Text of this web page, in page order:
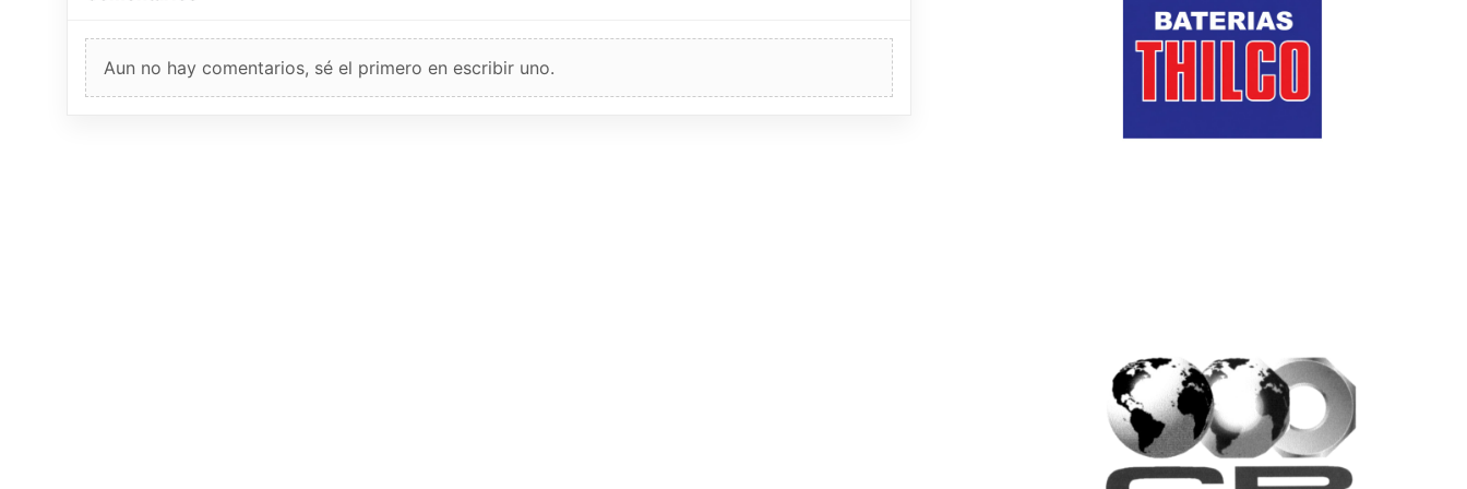
Aun no hay comentarios, sé el primero en escribir uno.